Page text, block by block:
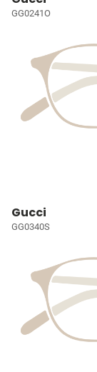
GG0241O
Gucci
GG0340S